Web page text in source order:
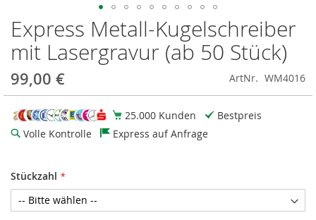
Express Metall-Kugelschreiber
mit Lasergravur (ab 50 Stück)
99,00 € ArtNr. WM4016
25.000 Kunden
Bestpreis
Volle Kontrolle
Express auf Anfrage
Stückzahl
Zum
Anfang
der
springen